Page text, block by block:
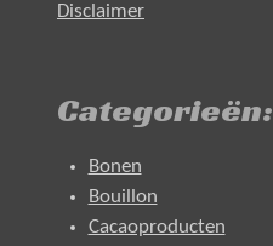
Disclaimer
Categorieën:
Bonen
Bouillon
Cacaoproducten